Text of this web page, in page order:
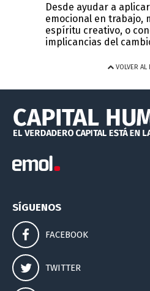
Desde ayudar a
emocional en trabajo,
espíritu creativo, o
implicancias del
VOLVER AL
SÍGUENOS
FACEBOOK
TWITTER